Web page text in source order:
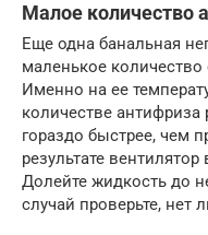
Малое количество
Еще одна банальная
маленькое
Именно на ее
количестве антифриза
гораздо быстрее, чем
результате
Долейте жидкость до
случай проверьте, нет